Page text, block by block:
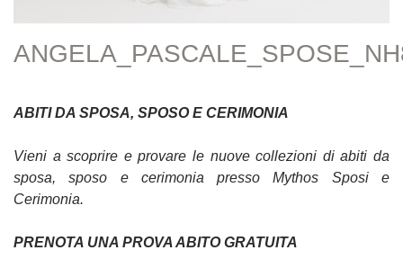
ABITI DA SPOSA, SPOSO E CERIMONIA
Vieni a scoprire e provare le nuove collezioni di abiti da
sposa, sposo e cerimonia presso Mythos Sposi e
Cerimonia.
PRENOTA UNA PROVA ABITO GRATUITA